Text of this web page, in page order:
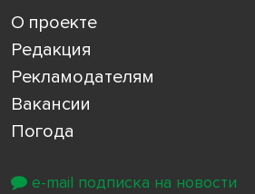
О проекте
Редакция
Рекламодателям
Вакансии
Погода
e-mail подписка на новости